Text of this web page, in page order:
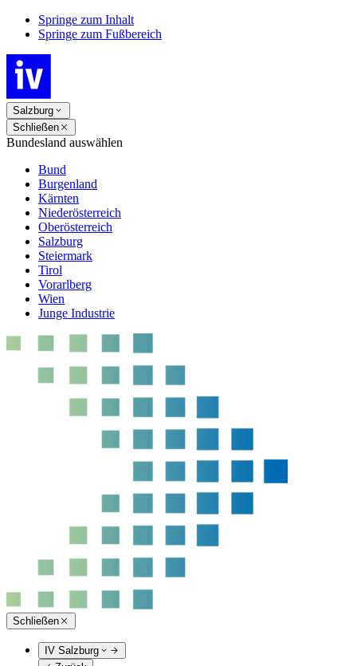
Springe zum Inhalt
Springe zum Fußbereich
Salzburg
Schließen
Bundesland auswählen
Bund
Burgenland
Kärnten
Niederösterreich
Oberösterreich
Salzburg
Steiermark
Tirol
Vorarlberg
Wien
Junge Industrie
Schließen
IV Salzburg